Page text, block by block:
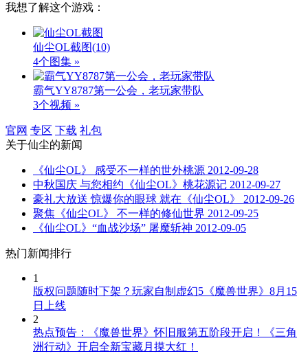
我想了解这个游戏：
仙尘OL截图(10)
4个图集 »
霸气YY8787第一公会，老玩家带队
3个视频 »
官网 专区 下载 礼包
关于仙尘的新闻
《仙尘OL》 感受不一样的世外桃源 2012-09-28
中秋国庆 与您相约《仙尘OL》桃花源记 2012-09-27
豪礼大放送 惊爆你的眼球 就在《仙尘OL》
2012-09-26
聚焦《仙尘OL》 不一样的修仙世界 2012-09-25
《仙尘OL》“血战沙场” 屠魔斩神 2012-09-05
热门新闻排行
1
版权问题随时下架？玩家自制虚幻5《魔兽世界》8月15
日上线
2
热点预告：《魔兽世界》怀旧服第五阶段开启！《三角
洲行动》开启全新宝藏月摸大红！